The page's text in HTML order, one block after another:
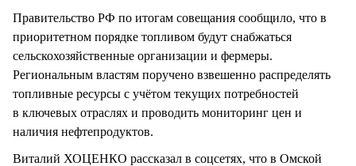
Правительство РФ по итогам совещания сообщило, что в
приоритетном порядке топливом будут снабжаться
сельскохозяйственные организации и фермеры.
Региональным властям поручено взвешенно распределять
топливные ресурсы с учётом текущих потребностей
в ключевых отраслях и проводить мониторинг цен и
наличия нефтепродуктов.
Виталий ХОЦЕНКО рассказал в соцсетях, что в Омской